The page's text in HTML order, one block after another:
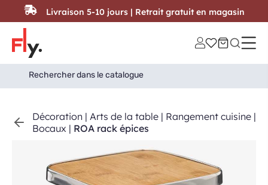
Passer au contenu
Search
for:
Search Button
Décoration | Arts de la table | Rangement cuisine |
Bocaux | ROA rack épices
Livraison 5-10 jours | Retrait gratuit en magasin